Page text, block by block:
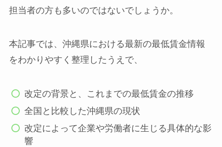
担当者の方も多いのではないでしょうか。
本記事では、沖縄県における最新の最低賃金情報
をわかりやすく整理したうえで、
改定の背景と、これまでの最低賃金の推移
全国と比較した沖縄県の現状
改定によって企業や労働者に生じる具体的な影
響